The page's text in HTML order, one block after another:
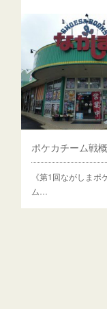
ポケカチーム戦
《第1回ながしまポ
ム…